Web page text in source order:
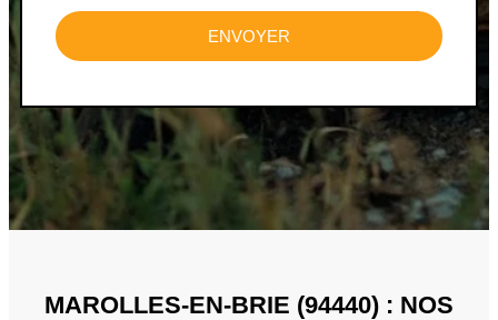
ENVOYER
MAROLLES-EN-BRIE (94440) : NOS